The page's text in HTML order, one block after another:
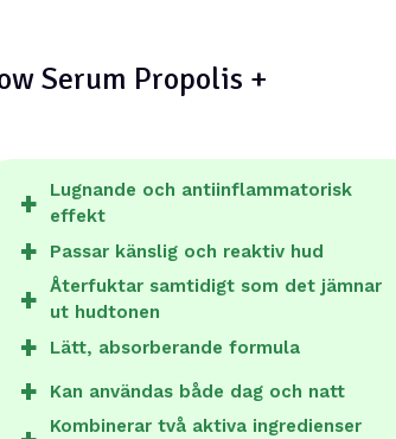
Serum Propolis +
Lugnande och antiinflammatorisk
effekt
Passar känslig och reaktiv hud
Återfuktar samtidigt som det jämnar
ut hudtonen
Lätt, absorberande formula
Kan användas både dag och natt
Kombinerar två aktiva ingredienser